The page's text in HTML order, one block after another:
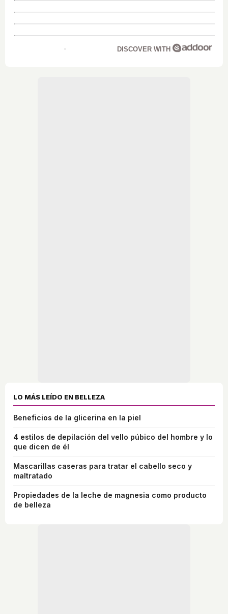
DISCOVER WITH
LO MÁS LEÍDO EN BELLEZA
Beneficios de la glicerina en la piel
4 estilos de depilación del vello púbico del hombre y lo
que dicen de él
Mascarillas caseras para tratar el cabello seco y
maltratado
Propiedades de la leche de magnesia como producto
de belleza